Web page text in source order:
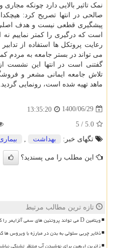
نمک تاثیر بالایی دارد چونکه
صالحی در انتها تصریح کرد:
پیشگیری قطعی نیست و هدف
است که درگیری را کمتر نماییم نه
رعایت پروتکل ها استفاده از
می تواند در بستر جامعه به مردم
گفتنی است در انتها این نشست
تلاش جامعه ایمانی مشعر و
ماهد تهیه شده است، رونمایی گردید.
1400/06/29
13:35:20
5.0
/
5
تگهای خبر:
بهداشت
این مطلب را می پسندید؟
تازه ترین مطالب مرتبط
ویتامین D می تواند پروتئین های سمی آلزایمر را کم کند
ذخایر چربی سلولی به بدن در مبارزه با ویروس ها
زائرین اربعین برای نوشیدن آب منتظر تشنگی